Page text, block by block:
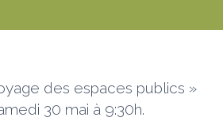
des espaces publics »
30 mai à 9:30h.